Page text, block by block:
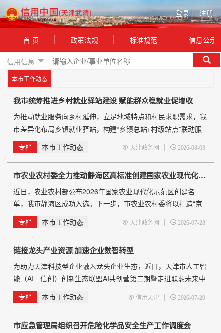
登录| 注册
首 页 政策法规 标准规范 信息公示
信用信息
本市工作动态
我市统筹推进乡村就业驿站建设 赋能群众稳就业促增收
为推动就业服务向乡村延伸，立足地域特点和村民求职需求，我
市差异化布局乡镇就业驿站，构建“乡镇总站+村级站点”联动服
务体系。目前，全市就业驿站整体覆盖约45%行政村，其中乡村
驿站23家，扎根村民家门口，就近辐射466个行政村；乡镇驿站
58家，依托党群服务中心，统筹全域资源，辐射1133个行政
村，让村民在家门口就能享受专业、便捷的就业服务，把惠民政
策送到田间地头。 市人社局
专栏 本市工作动态 天津政务网 | 2026-08-03
市农业农村委全力推动静海区高标准创建国家农业现代化示范区
近日，农业农村部公布2026年国家农业现代化示范区创建名
单，我市静海区成功入选。下一步，市农业农村委将以打造“京
津冀智慧农业科技创新高地”为目标，指导静海区以智慧农业为
特色高水平创建国家农业现代化示范区，为我市加快农业农村现
代化积极探索发展路径。 一是以智慧农业驱动耕地保护与质量
提升。严格落实藏粮于地、藏粮于技战略，依托卫星遥感、物联
网搭建平台，试点永久基本农田智能动态
专栏 本市工作动态 天津政务网 | 2026-07-28
链接龙头产业资源 加速企业数智转型
为助力天津科技型企业融入龙头企业生态，近日，天津市人工智
能（AI＋信创）创新生态联盟AI共创营第二期暨走进联想未来中
心活动举行，吸引了京津冀地区科技型企业、科创园区、行业协
会等近50家单位参与。 在此次活动中，多家企业达成初步合作
意向。博顿电子计划借助联想百应等智能体技术，助力实现企业
办公、生产全流程智能化赋能升级；天津博雅集团针对多业态运
专栏 本市工作动态 信用天津 | 2026-07-20
市应急管理局组织召开危险化学品安全生产工作调度会